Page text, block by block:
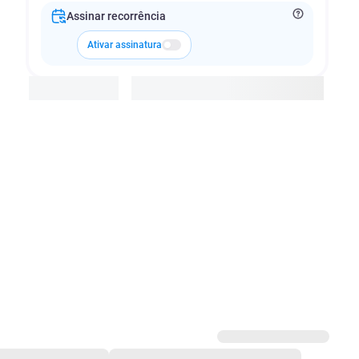
Assinar recorrência
Ativar assinatura